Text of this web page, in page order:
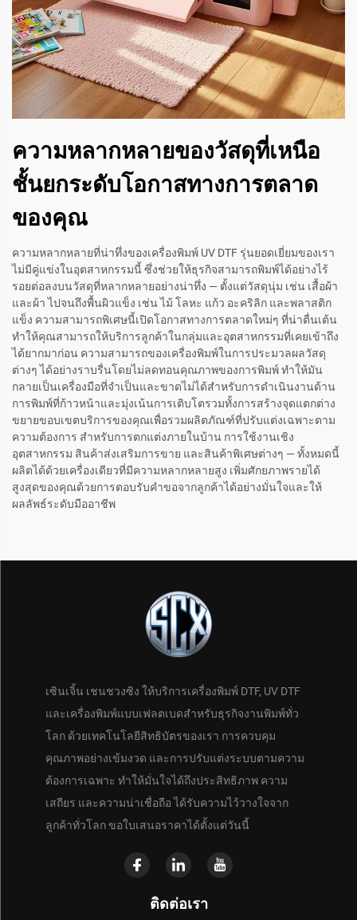
ความหลากหลายของวัสดุที่เหนือ
ชั้นยกระดับโอกาสทางการตลาด
ของคุณ
ความหลากหลายที่น่าทึ่งของเครื่องพิมพ์ UV DTF รุ่นยอดเยี่ยมของเรา
ไม่มีคู่แข่งในอุตสาหกรรมนี้ ซึ่งช่วยให้ธุรกิจสามารถพิมพ์ได้อย่างไร้
รอยต่อลงบนวัสดุที่หลากหลายอย่างน่าทึ่ง — ตั้งแต่วัสดุนุ่ม เช่น เสื้อผ้า
และผ้า ไปจนถึงพื้นผิวแข็ง เช่น ไม้ โลหะ แก้ว อะคริลิก และพลาสติก
แข็ง ความสามารถพิเศษนี้เปิดโอกาสทางการตลาดใหม่ๆ ที่น่าตื่นเต้น
ทำให้คุณสามารถให้บริการลูกค้าในกลุ่มและอุตสาหกรรมที่เคยเข้าถึง
ได้ยากมาก่อน ความสามารถของเครื่องพิมพ์ในการประมวลผลวัสดุ
ต่างๆ ได้อย่างราบรื่นโดยไม่ลดทอนคุณภาพของการพิมพ์ ทำให้มัน
กลายเป็นเครื่องมือที่จำเป็นและขาดไม่ได้สำหรับการดำเนินงานด้าน
การพิมพ์ที่ก้าวหน้าและมุ่งเน้นการเติบโตรวมทั้งการสร้างจุดแตกต่าง
ขยายขอบเขตบริการของคุณเพื่อรวมผลิตภัณฑ์ที่ปรับแต่งเฉพาะตาม
ความต้องการ สำหรับการตกแต่งภายในบ้าน การใช้งานเชิง
อุตสาหกรรม สินค้าส่งเสริมการขาย และสินค้าพิเศษต่างๆ — ทั้งหมดนี้
ผลิตได้ด้วยเครื่องเดียวที่มีความหลากหลายสูง เพิ่มศักยภาพรายได้
สูงสุดของคุณด้วยการตอบรับคำขอจากลูกค้าได้อย่างมั่นใจและให้
ผลลัพธ์ระดับมืออาชีพ
เซินเจิ้น เชนชวงซิง ให้บริการเครื่องพิมพ์ DTF, UV DTF
และเครื่องพิมพ์แบบเฟลตเบดสำหรับธุรกิจงานพิมพ์ทั่ว
โลก ด้วยเทคโนโลยีสิทธิบัตรของเรา การควบคุม
คุณภาพอย่างเข้มงวด และการปรับแต่งระบบตามความ
ต้องการเฉพาะ ทำให้มั่นใจได้ถึงประสิทธิภาพ ความ
เสถียร และความน่าเชื่อถือ ได้รับความไว้วางใจจาก
ลูกค้าทั่วโลก ขอใบเสนอราคาได้ตั้งแต่วันนี้
ติดต่อเรา